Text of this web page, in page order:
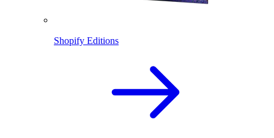
Shopify Editions